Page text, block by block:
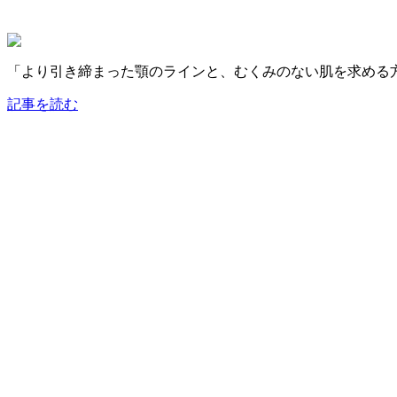
「より引き締まった顎のラインと、むくみのない肌を求める
記事を読む